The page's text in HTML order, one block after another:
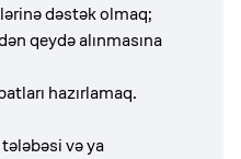
dəstək olmaq;
qeydə alınmasına
hazırlamaq.
və ya